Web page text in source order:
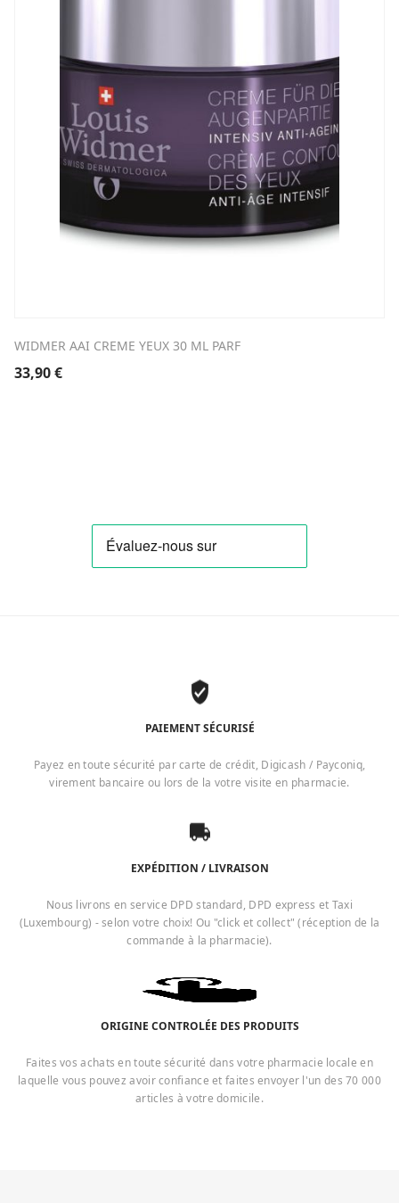
WIDMER AAI CREME YEUX 30 ML PARF
33,90€
PAIEMENT SÉCURISÉ
Payez en toute sécurité par carte de crédit, Digicash / Payconiq,
virement bancaire ou lors de la votre visite en pharmacie.
EXPÉDITION / LIVRAISON
Nous livrons en service DPD standard, DPD express et Taxi
(Luxembourg) - selon votre choix! Ou "click et collect" (réception de la
commande à la pharmacie).
ORIGINE CONTROLÉE DES PRODUITS
Faites vos achats en toute sécurité dans votre pharmacie locale en
laquelle vous pouvez avoir confiance et faites envoyer l'un des 70 000
articles à votre domicile.